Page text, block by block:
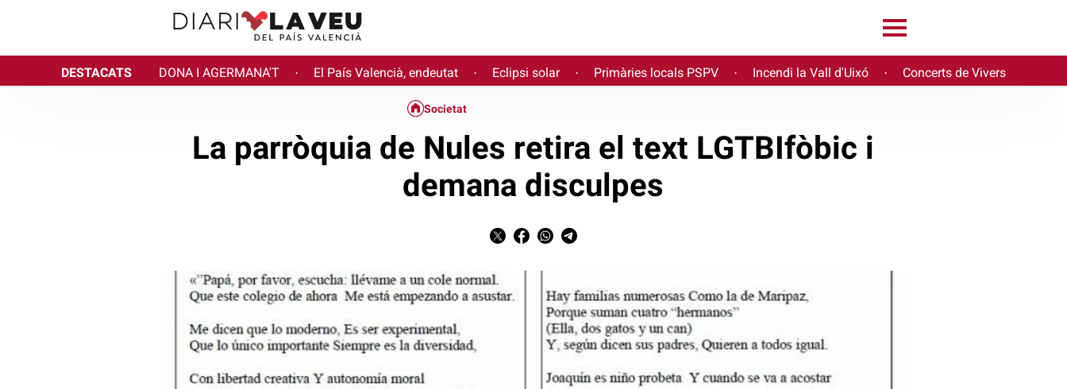
DESTACATS DONA I AGERMANA'T · El País Valencià, endeutat · Eclipsi solar · Primàries locals PSPV · Incendi la Vall d'Uixó · Concerts de Vivers
Societat
La parròquia de Nules retira el text LGTBIfòbic i
demana disculpes